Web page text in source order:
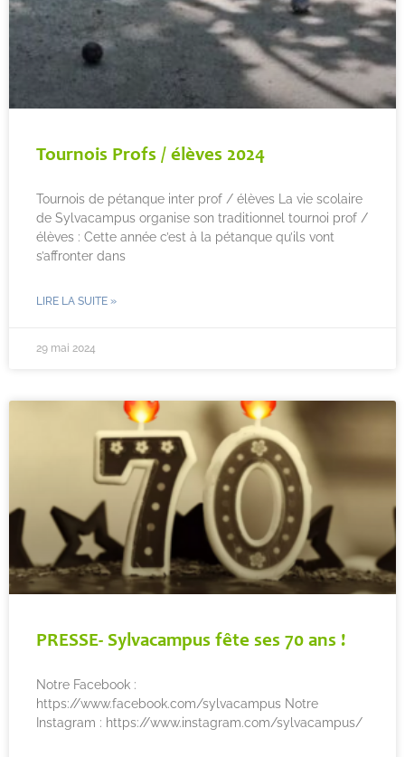
Tournois Profs / élèves 2024
Tournois de pétanque inter prof / élèves La vie scolaire
de Sylvacampus organise son traditionnel tournoi prof /
élèves : Cette année c’est à la pétanque qu’ils vont
s’affronter dans
LIRE LA SUITE »
29 mai 2024
PRESSE- Sylvacampus fête ses 70 ans !
Notre Facebook :
https://www.facebook.com/sylvacampus Notre
Instagram : https://www.instagram.com/sylvacampus/